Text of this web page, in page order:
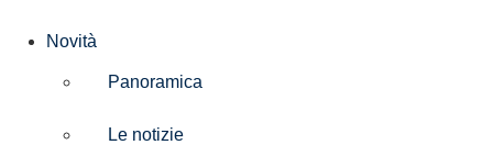
Novità
Panoramica
Le notizie